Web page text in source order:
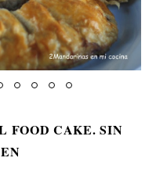
FOOD CAKE. SIN